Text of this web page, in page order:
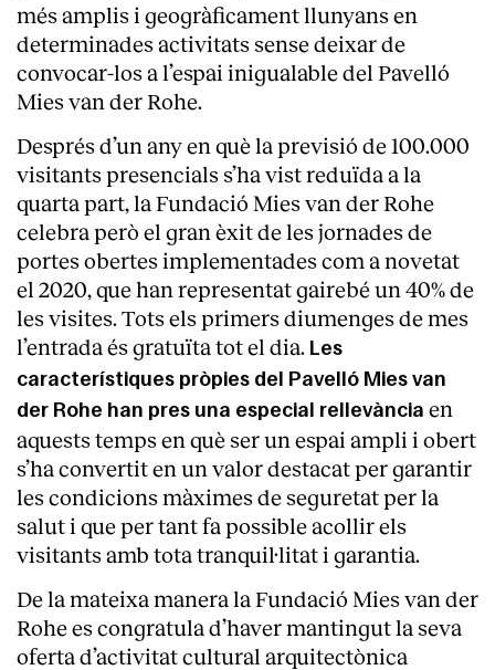
About
més amplis i geogràficament llunyans en
determinades activitats sense deixar de
convocar-los a l’espai inigualable del Pavelló
Mies van der Rohe.
Després d’un any en què la previsió de 100.000
visitants presencials s’ha vist reduïda a la
quarta part, la Fundació Mies van der Rohe
celebra però el gran èxit de les jornades de
portes obertes implementades com a novetat
el 2020, que han representat gairebé un 40% de
les visites. Tots els primers diumenges de mes
l’entrada és gratuïta tot el dia. Les
característiques pròpies del Pavelló Mies van
der Rohe han pres una especial rellevància en
aquests temps en què ser un espai ampli i obert
s’ha convertit en un valor destacat per garantir
les condicions màximes de seguretat per la
salut i que per tant fa possible acollir els
visitants amb tota tranquil·litat i garantia.
De la mateixa manera la Fundació Mies van der
Rohe es congratula d’haver mantingut la seva
oferta d’activitat cultural arquitectònica